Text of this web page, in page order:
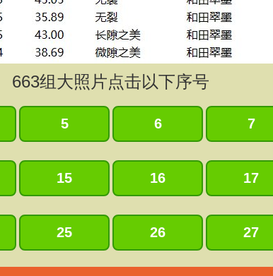
663组大照片点击以下序号
5 6 7
15 16 17
25 26 27